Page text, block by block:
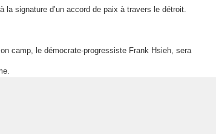
signature d’un accord de paix à travers le détroit.
camp, le démocrate-progressiste Frank Hsieh, sera